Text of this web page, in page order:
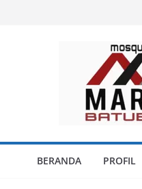
BERANDA PROFIL